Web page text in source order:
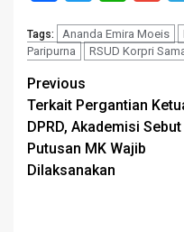
Tags: Ananda Emira Moeis
Paripurna
RSUD Korpri
Post
navigation
Previous
Terkait Pergantian
DPRD, Akademisi Sebut
Putusan MK Wajib
Dilaksanakan